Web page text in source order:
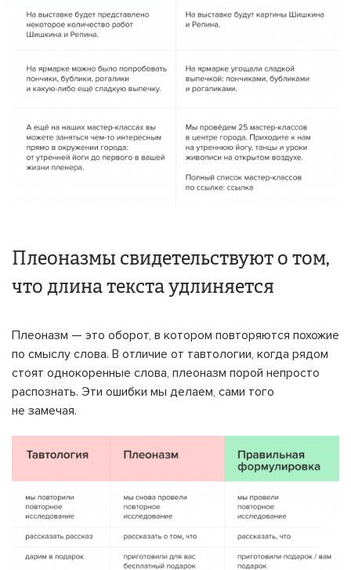
Плеоназмы свидетельствуют о том,
что длина текста удлиняется
Плеоназм — это оборот, в котором повторяются похожие
по смыслу слова. В отличие от тавтологии, когда рядом
стоят однокоренные слова, плеоназм порой непросто
распознать. Эти ошибки мы делаем, сами того
не замечая.